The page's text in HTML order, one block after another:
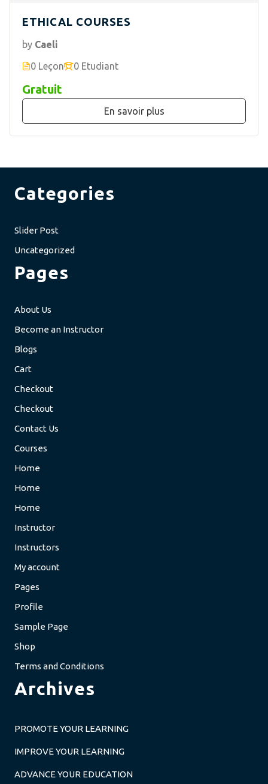
ETHICAL COURSES
by Caeli
0 Leçon
0 Etudiant
Gratuit
En savoir plus
Categories
Slider Post
Uncategorized
Pages
About Us
Become an Instructor
Blogs
Cart
Checkout
Checkout
Contact Us
Courses
Home
Home
Home
Instructor
Instructors
My account
Pages
Profile
Sample Page
Shop
Terms and Conditions
Archives
PROMOTE YOUR LEARNING
IMPROVE YOUR LEARNING
ADVANCE YOUR EDUCATION